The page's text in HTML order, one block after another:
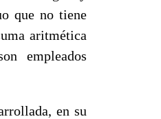
que no tiene
aritmética
empleados
en su